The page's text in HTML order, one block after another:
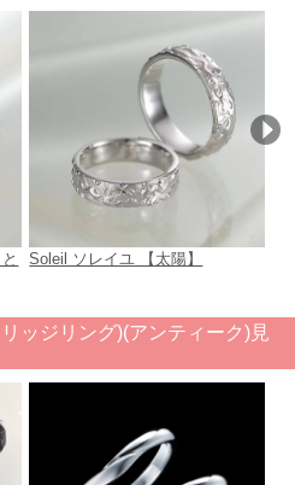
Soleil ソレイユ 【太陽】
ッジリング)(アンティーク)見